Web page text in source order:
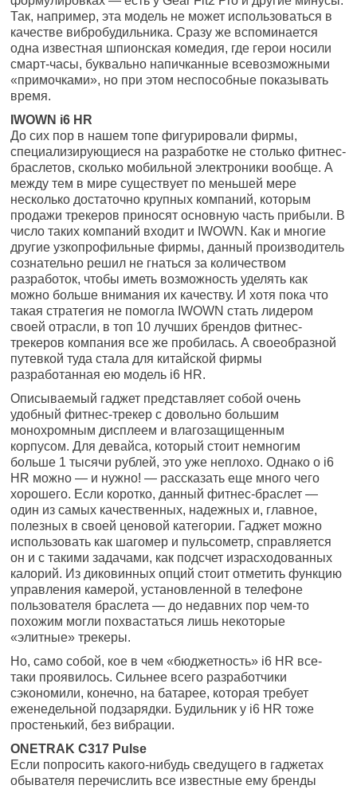
Так, например, эта модель не может использоваться в
качестве вибробудильника. Сразу же вспоминается
одна известная шпионская комедия, где герои носили
смарт-часы, буквально напичканные всевозможными
«примочками», но при этом неспособные показывать
время.
IWOWN i6 HR
До сих пор в нашем топе фигурировали фирмы,
специализирующиеся на разработке не столько фитнес-
браслетов, сколько мобильной электроники вообще. А
между тем в мире существует по меньшей мере
несколько достаточно крупных компаний, которым
продажи трекеров приносят основную часть прибыли. В
число таких компаний входит и IWOWN. Как и многие
другие узкопрофильные фирмы, данный производитель
сознательно решил не гнаться за количеством
разработок, чтобы иметь возможность уделять как
можно больше внимания их качеству. И хотя пока что
такая стратегия не помогла IWOWN стать лидером
своей отрасли, в топ 10 лучших брендов фитнес-
трекеров компания все же пробилась. А своеобразной
путевкой туда стала для китайской фирмы
разработанная ею модель i6 HR.
Описываемый гаджет представляет собой очень
удобный фитнес-трекер с довольно большим
монохромным дисплеем и влагозащищенным
корпусом. Для девайса, который стоит немногим
больше 1 тысячи рублей, это уже неплохо. Однако о i6
HR можно — и нужно! — рассказать еще много чего
хорошего. Если коротко, данный фитнес-браслет —
один из самых качественных, надежных и, главное,
полезных в своей ценовой категории. Гаджет можно
использовать как шагомер и пульсометр, справляется
он и с такими задачами, как подсчет израсходованных
калорий. Из диковинных опций стоит отметить функцию
управления камерой, установленной в телефоне
пользователя браслета — до недавних пор чем-то
похожим могли похвастаться лишь некоторые
«элитные» трекеры.
Но, само собой, кое в чем «бюджетность» i6 HR все-
таки проявилось. Сильнее всего разработчики
сэкономили, конечно, на батарее, которая требует
еженедельной подзарядки. Будильник у i6 HR тоже
простенький, без вибрации.
ONETRAK C317 Pulse
Если попросить какого-нибудь сведущего в гаджетах
обывателя перечислить все известные ему бренды